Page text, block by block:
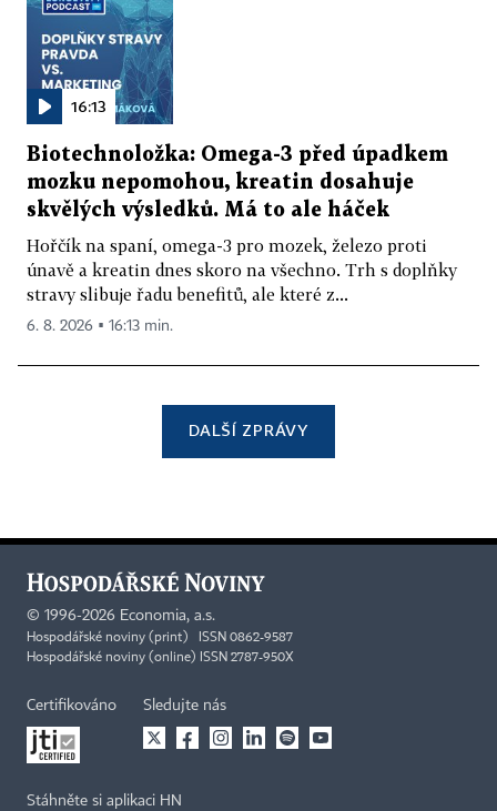
16:13
Biotechnoložka: Omega-3 před úpadkem
mozku nepomohou, kreatin dosahuje
skvělých výsledků. Má to ale háček
Hořčík na spaní, omega-3 pro mozek, železo proti
únavě a kreatin dnes skoro na všechno. Trh s doplňky
stravy slibuje řadu benefitů, ale které z...
6. 8. 2026 ▪ 16:13 min.
DALŠÍ ZPRÁVY
© 1996-2026 Economia, a.s.
Hospodářské noviny (print) ISSN 0862-9587
Hospodářské noviny (online) ISSN 2787-950X
Certifikováno Sledujte nás
Stáhněte si aplikaci HN